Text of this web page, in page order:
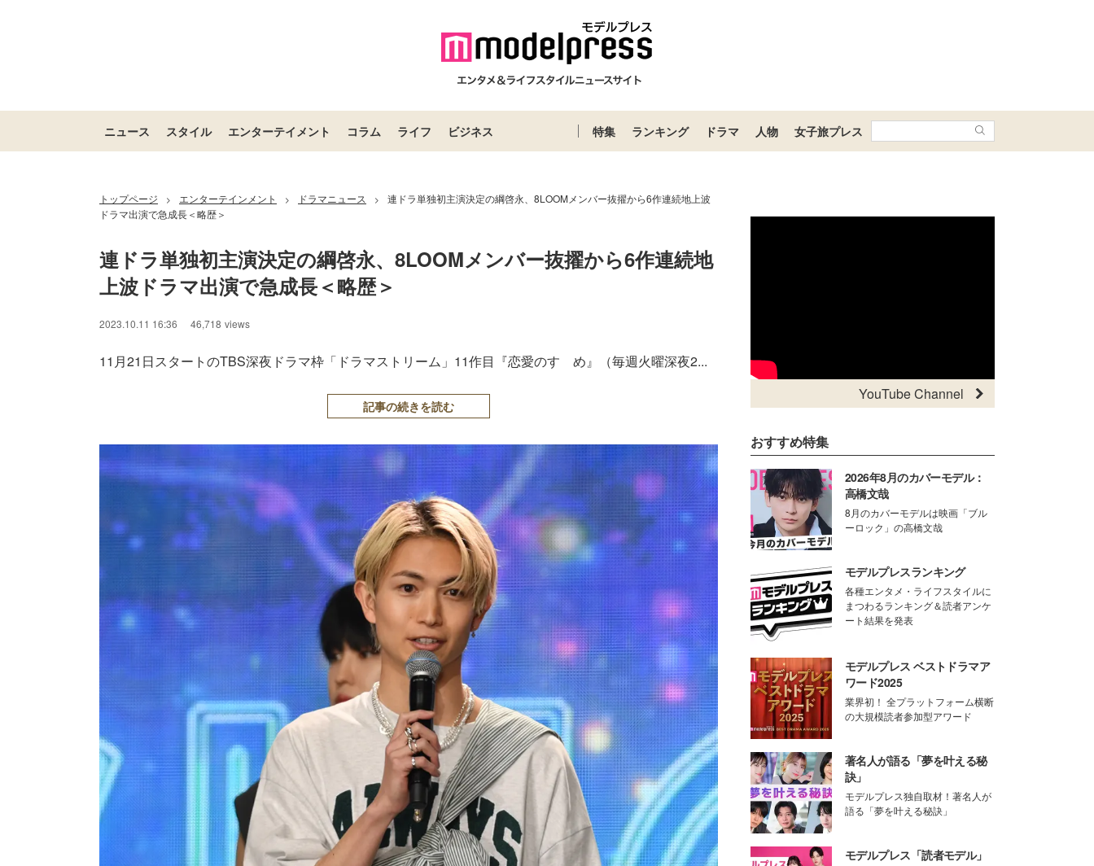
ニュース スタイル エンターテイメント コラム ライフ ビジネス 特集 ランキング ドラマ 人物 女子旅プレス
トップページ > エンターテインメント > ドラマニュース >
連ドラ単独初主演決定の綱啓永、8LOOMメンバー抜擢から6作連続地上波
ドラマ出演で急成長＜略歴＞
連ドラ単独初主演決定の綱啓永、8LOOMメンバー抜擢から6作連続地
上波ドラマ出演で急成長＜略歴＞
2023.10.11 16:36 46,718 views
11月21日スタートのTBS深夜ドラマ枠「ドラマストリーム」11作目『恋愛のすゝめ』（毎週火曜深夜2...
記事の続きを読む
YouTube Channel
おすすめ特集
2026年8月のカバーモデル：
高橋文哉
8月のカバーモデルは映画「ブル
ーロック」の高橋文哉
モデルプレスランキング
各種エンタメ・ライフスタイルに
まつわるランキング＆読者アンケ
ート結果を発表
モデルプレス ベストドラマア
ワード2025
業界初！ 全プラットフォーム横断
の大規模読者参加型アワード
著名人が語る「夢を叶える秘
訣」
モデルプレス独自取材！著名人が
語る「夢を叶える秘訣」
モデルプレス「読者モデル」